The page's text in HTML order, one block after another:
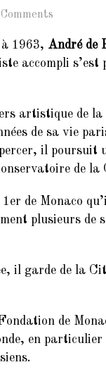
1963, André de
accompli
artistique de la
de sa vie
il poursuit
de la
de Monaco
plusieurs de
il garde de la
de
en